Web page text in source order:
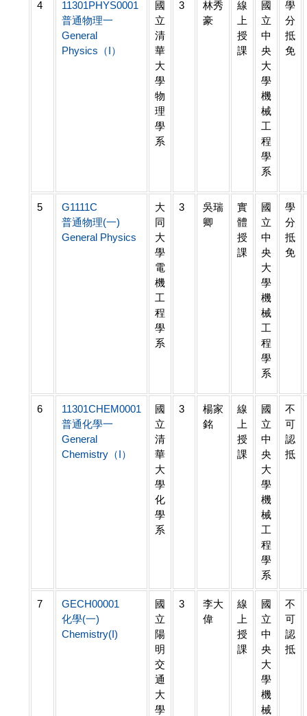
4
11301PHYS0001
普通物理一
General
Physics（I）
國
立
清
華
大
學
物
理
學
系
3
林秀
豪
線
上
授
課
國
立
中
央
大
學
機
械
工
程
學
系
學
分
抵
免
5
G1111C
普通物理(一)
General Physics
大
同
大
學
電
機
工
程
學
系
3
吳瑞
卿
實
體
授
課
國
立
中
央
大
學
機
械
工
程
學
系
學
分
抵
免
6
11301CHEM0001
普通化學一
General
Chemistry（I）
國
立
清
華
大
學
化
學
系
3
楊家
銘
線
上
授
課
國
立
中
央
大
學
機
械
工
程
學
系
不
可
認
抵
7
GECH00001
化學(一)
Chemistry(I)
國
立
陽
明
交
通
大
學
3
李大
偉
線
上
授
課
國
立
中
央
大
學
機
械
不
可
認
抵